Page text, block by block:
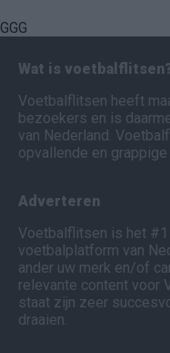
GGG
Wat is
Voetbalflitsen heeft
bezoekers en is
van Nederland.
opvallende en
Adverteren
Voetbalflitsen is het
voetbalplatform van
ander uw merk en/of
relevante content voor
staat zijn zeer
draaien.